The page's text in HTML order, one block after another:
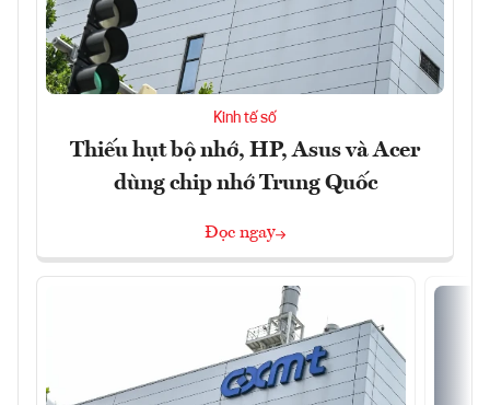
Kinh tế số
Thiếu hụt bộ nhớ, HP, Asus và Acer
dùng chip nhớ Trung Quốc
Đọc ngay